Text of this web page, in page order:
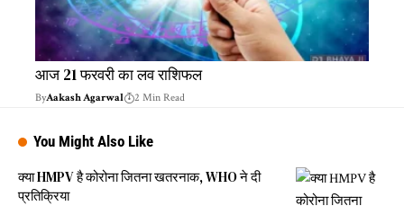
आज 21 फरवरी का लव राशिफल
ByAakash Agarwal 2 Min Read
You Might Also Like
क्या HMPV है कोरोना जितना खतरनाक, WHO ने दी
प्रतिक्रिया